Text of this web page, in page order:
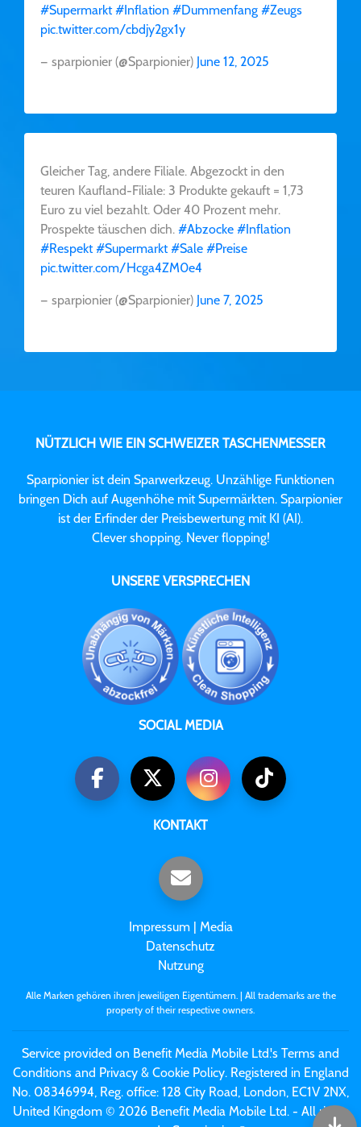
#Supermarkt #Inflation #Dummenfang #Zeugs
pic.twitter.com/cbdjy2gx1y
— sparpionier (@Sparpionier) June 12, 2025
Gleicher Tag, andere Filiale. Abgezockt in den
teuren Kaufland-Filiale: 3 Produkte gekauft = 1,73
Euro zu viel bezahlt. Oder 40 Prozent mehr.
Prospekte täuschen dich. #Abzocke #Inflation
#Respekt #Supermarkt #Sale #Preise
pic.twitter.com/Hcga4ZM0e4
— sparpionier (@Sparpionier) June 7, 2025
NÜTZLICH WIE EIN SCHWEIZER TASCHENMESSER
Sparpionier ist dein Sparwerkzeug. Unzählige Funktionen
bringen Dich auf Augenhöhe mit Supermärkten. Sparpionier
ist der Erfinder der Preisbewertung mit KI (AI).
Clever shopping. Never flopping!
UNSERE VERSPRECHEN
SOCIAL MEDIA
KONTAKT
Impressum| Media
Datenschutz
Nutzung
Alle Marken gehören ihren jeweiligen Eigentümern. | All trademarks are the
property of their respective owners.
Service provided on Benefit Media Mobile Ltd.'s Terms and
Conditions and Privacy & Cookie Policy. Registered in England
No. 08346994, Reg. office: 128 City Road, London, EC1V 2NX,
United Kingdom © 2026 Benefit Media Mobile Ltd. - All rights